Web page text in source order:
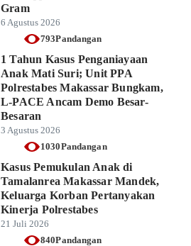
Gram
6 Agustus 2026
793Pandangan
1 Tahun Kasus Penganiayaan
Anak Mati Suri; Unit PPA
Polrestabes Makassar Bungkam,
L-PACE Ancam Demo Besar-
Besaran
3 Agustus 2026
1030Pandangan
Kasus Pemukulan Anak di
Tamalanrea Makassar Mandek,
Keluarga Korban Pertanyakan
Kinerja Polrestabes
21 Juli 2026
840Pandangan